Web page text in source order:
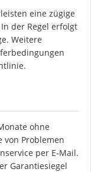
eine zügige
der Regel erfolgt
Weitere
ohne
von Problemen
per E-Mail.
Garantiesiegel